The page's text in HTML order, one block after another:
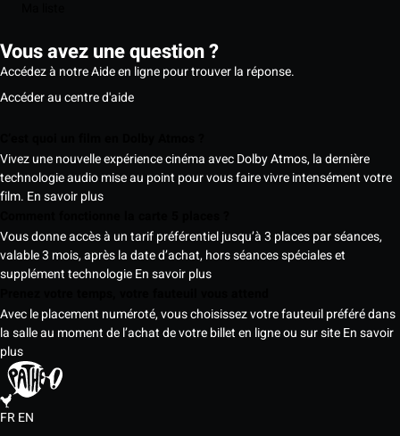
Vous avez une question ?
Accédez à notre Aide en ligne pour trouver la réponse.
Accéder au centre d'aide
Vivez une nouvelle expérience cinéma avec Dolby Atmos, la dernière
technologie audio mise au point pour vous faire vivre intensément votre
film. En savoir plus
Vous donne accès à un tarif préférentiel jusqu’à 3 places par séances,
valable 3 mois, après la date d’achat, hors séances spéciales et
supplément technologieEn savoir plus
Avec le placement numéroté, vous choisissez votre fauteuil préféré dans
la salle au moment de l’achat de votre billet en ligne ou sur siteEn savoir
plus
FREN